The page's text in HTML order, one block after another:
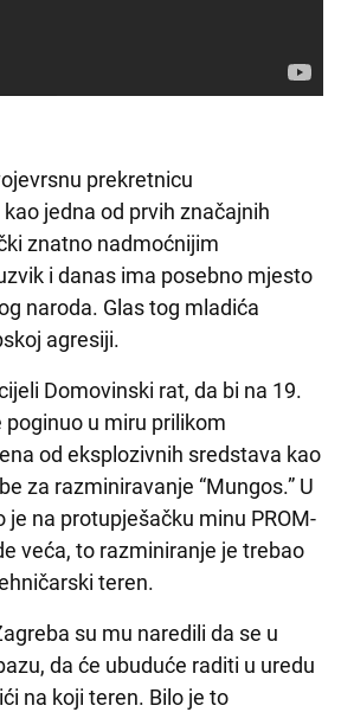
prekretnicu
jedna od prvih značajnih
znatno nadmoćnijim
i danas ima posebno mjesto
naroda. Glas tog mladića
agresiji.
Domovinski rat, da bi na 19.
poginuo u miru prilikom
od eksplozivnih sredstava kao
za razminiravanje “Mungos.” U
je na protupješačku minu PROM-
veća, to razminiranje je trebao
teren.
su mu naredili da se u
da će ubuduće raditi u uredu
na koji teren. Bilo je to